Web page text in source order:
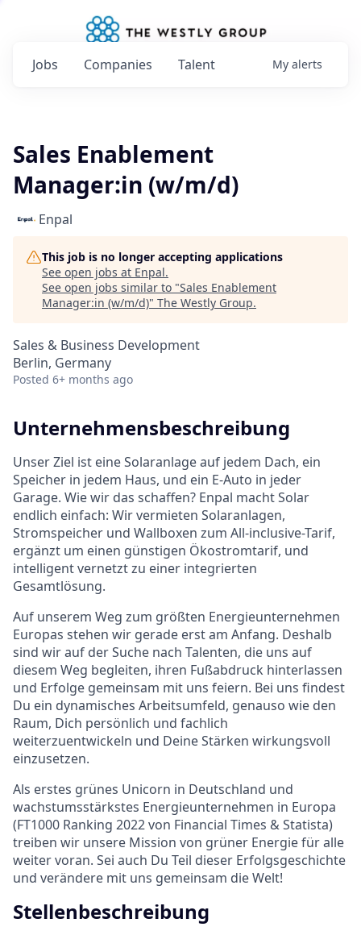
Jobs Companies Talent My alerts
Sales Enablement
Manager:in (w/m/d)
Enpal
This job is no longer accepting applications
See open jobs at Enpal.
See open jobs similar to "Sales Enablement
Manager:in (w/m/d)" The Westly Group.
Sales & Business Development
Berlin, Germany
Posted 6+ months ago
Unternehmensbeschreibung
Unser Ziel ist eine Solaranlage auf jedem Dach, ein
Speicher in jedem Haus, und ein E-Auto in jeder
Garage. Wie wir das schaffen? Enpal macht Solar
endlich einfach: Wir vermieten Solaranlagen,
Stromspeicher und Wallboxen zum All-inclusive-Tarif,
ergänzt um einen günstigen Ökostromtarif, und
intelligent vernetzt zu einer integrierten
Gesamtlösung.
Auf unserem Weg zum größten Energieunternehmen
Europas stehen wir gerade erst am Anfang. Deshalb
sind wir auf der Suche nach Talenten, die uns auf
diesem Weg begleiten, ihren Fußabdruck hinterlassen
und Erfolge gemeinsam mit uns feiern. Bei uns findest
Du ein dynamisches Arbeitsumfeld, genauso wie den
Raum, Dich persönlich und fachlich
weiterzuentwickeln und Deine Stärken wirkungsvoll
einzusetzen.
Als erstes grünes Unicorn in Deutschland und
wachstumsstärkstes Energieunternehmen in Europa
(FT1000 Ranking 2022 von Financial Times & Statista)
treiben wir unsere Mission von grüner Energie für alle
weiter voran. Sei auch Du Teil dieser Erfolgsgeschichte
und verändere mit uns gemeinsam die Welt!
Stellenbeschreibung